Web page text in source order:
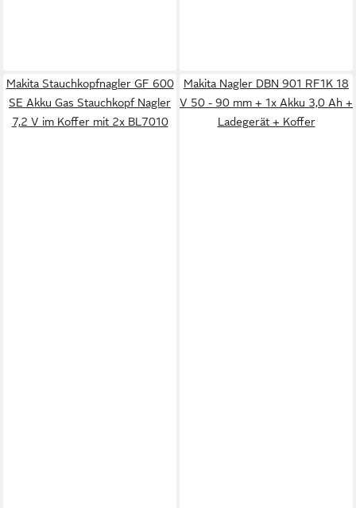
Makita Stauchkopfnagler GF 600
SE Akku Gas Stauchkopf Nagler
7,2 V im Koffer mit 2x BL7010
Makita Nagler DBN 901 RF1K 18
V 50 - 90 mm + 1x Akku 3,0 Ah +
Ladegerät + Koffer